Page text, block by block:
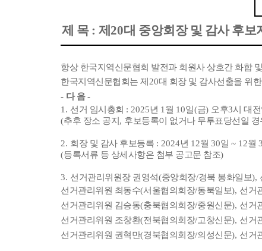
제 목 : 제 20대 중앙회장 및 감사 후보
항상 한국지역신문협회 발전과 회원사 상호간 화합
한국지역신문협회는 제 20대 회장 및 감사선출을 위
- 다 음-
1. 선거 임시총회 : 2025년 1 월 10일(금) 오후3시 대
(추후 장소 공지 , 후보등록이 없거나 무투표당선일
2. 회장 및 감사 후보등록 : 2024년 12월 30일 ~ 12월
(등록서류 등 상세사항은 첨부 공고문 참조)
3. 선거관리위원장 권영석(중앙회장/경북 봉화일보),
선거관리위원 최동수(서울협의회장/동북일보), 선거
선거관리위원 김승동(충북협의회장/중원신문), 선거
선거관리위원 조창환(전북협의회장/고창신문), 선거
선거관리위원 권혁만(경북협의회장/의성신문), 선거